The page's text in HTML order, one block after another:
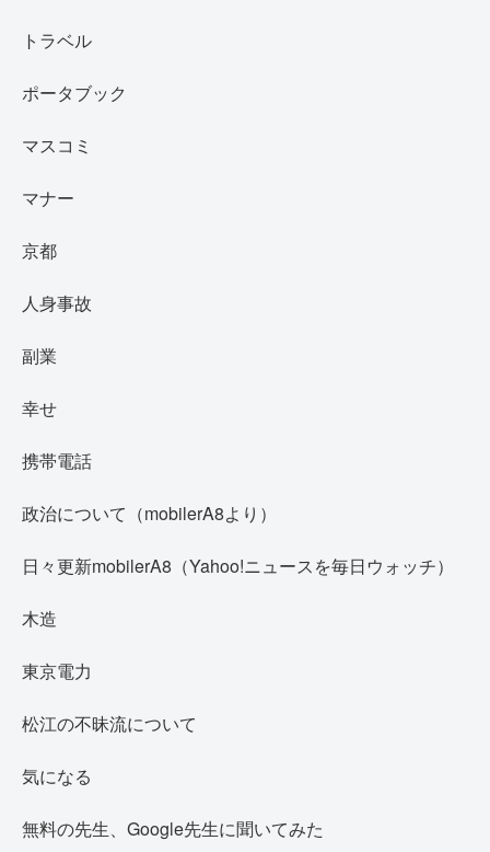
トラベル
ポータブック
マスコミ
マナー
京都
人身事故
副業
幸せ
携帯電話
政治について（mobilerA8より）
日々更新mobilerA8（Yahoo!ニュースを毎日ウォッチ）
木造
東京電力
松江の不昧流について
気になる
無料の先生、Google先生に聞いてみた